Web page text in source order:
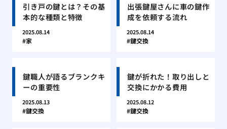
引き戸の鍵とは？その基
本的な種類と特徴
2025.08.14
家
出張鍵屋さんに車の鍵作
成を依頼する流れ
2025.08.14
鍵交換
鍵職人が語るブランクキ
ーの重要性
2025.08.13
鍵交換
鍵が折れた！取り出しと
交換にかかる費用
2025.08.12
鍵交換